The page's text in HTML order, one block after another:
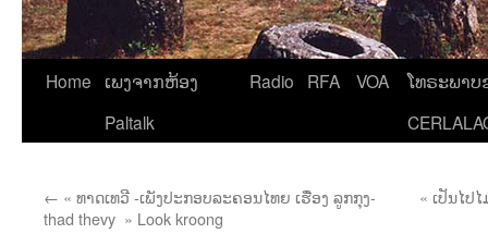
Home
ເພງຈາກຫ້ອງ
Paltalk
Radio RFA VOA
ໂທຣະພາບ
← « ທາດເທວີ -ເພັງປະກອບລະຄອນໄທຍ ເຮື່ອງ ລູກກຸງ-
thad thevy » Look kroong
« ເປັນໄປ